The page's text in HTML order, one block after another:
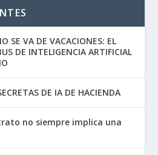
SE VA DE VACACIONES: EL
DE INTELIGENCIA ARTIFICIAL
DE IA DE HACIENDA
no siempre implica una